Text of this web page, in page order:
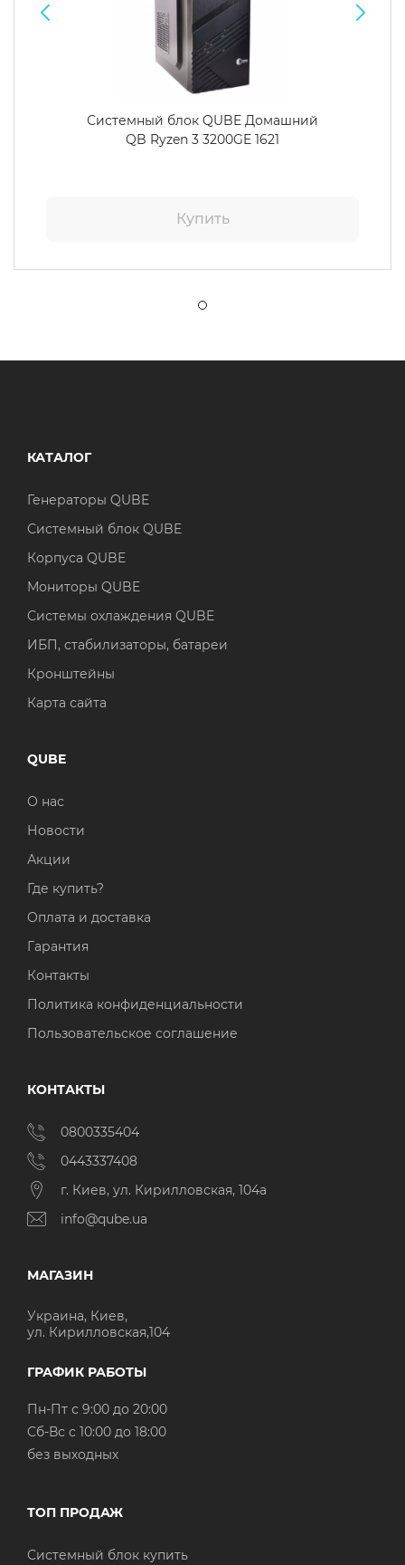
Системный блок QUBE Домашний
QB Ryzen 3 3200GE 1621
Купить
КАТАЛОГ
Генераторы QUBE
Системный блок QUBE
Корпуса QUBE
Мониторы QUBE
Системы охлаждения QUBE
ИБП, стабилизаторы, батареи
Кронштейны
Карта сайта
QUBE
О нас
Новости
Акции
Где купить?
Оплата и доставка
Гарантия
Контакты
Политика конфиденциальности
Пользовательское соглашение
КОНТАКТЫ
0800335404
0443337408
г. Киев, ул. Кирилловская, 104а
info@qube.ua
МАГАЗИН
Украина, Киев,
ул. Кирилловская,104
ГРАФИК РАБОТЫ
Пн-Пт с 9:00 до 20:00
Cб-Вс с 10:00 до 18:00
без выходных
ТОП ПРОДАЖ
Системный блок купить